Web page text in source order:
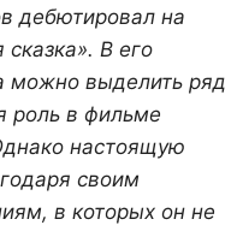
дебютировал на
В его
можно выделить ряд
роль в фильме
настоящую
своим
в которых он не